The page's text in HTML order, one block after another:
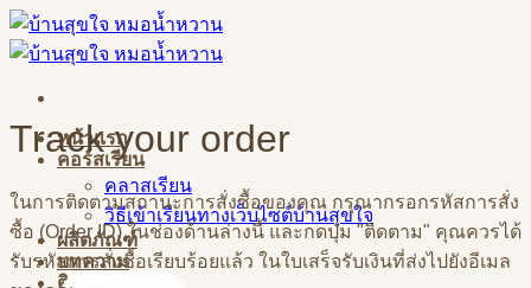
Skip
to
content
หน้าแรก
คอร์สเรียน
คลาสเรียน
วิธีเข้าเรียนทางเว็บไซต์บ้านสุขใจ
ผลิตภัณฑ์
บทความ
ติดต่อสอบถาม
Track your order
ในการติดตามสถานะการสั่งซื้อของคุณ กรุณากรอกรหัสการสั่ง
ซื้อ (Order ID) ในช่องด้านล่างนี้ และกดปุ่ม "ติดตาม" คุณควรได้
รับรหัสการสั่งซื้อเรียบร้อยแล้ว ในใบเสร็จรับเงินที่ส่งไปยังอีเมล